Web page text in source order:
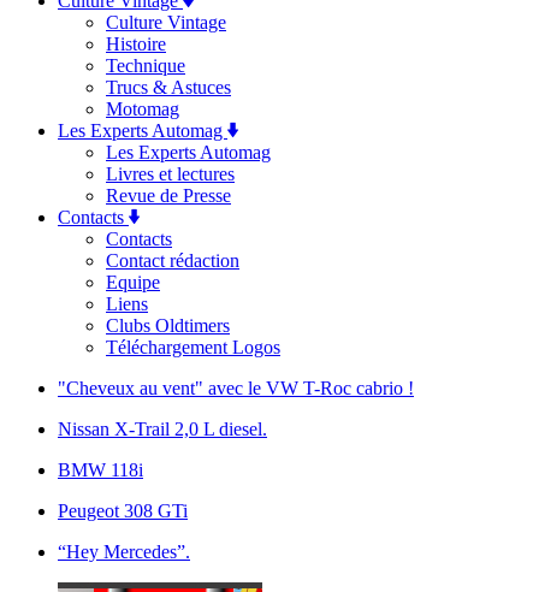
Culture Vintage
Histoire
Technique
Trucs & Astuces
Motomag
Les Experts Automag
Les Experts Automag
Livres et lectures
Revue de Presse
Contacts
Contacts
Contact rédaction
Equipe
Liens
Clubs Oldtimers
Téléchargement Logos
"Cheveux au vent" avec le VW T-Roc cabrio !
Nissan X-Trail 2,0 L diesel.
BMW 118i
Peugeot 308 GTi
“Hey Mercedes”.